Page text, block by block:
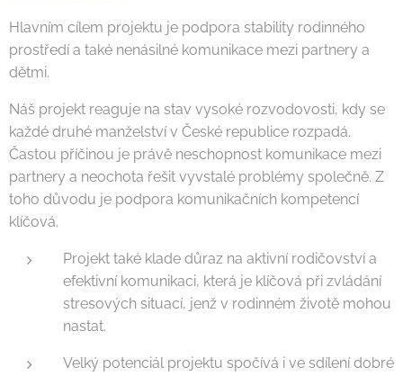
Hlavním cílem projektu je podpora stability rodinného
prostředí a také nenásilné komunikace mezi partnery a
dětmi.
Náš projekt reaguje na stav vysoké rozvodovosti, kdy se
každé druhé manželství v České republice rozpadá.
Častou příčinou je právě neschopnost komunikace mezi
partnery a neochota řešit vyvstalé problémy společně. Z
toho důvodu je podpora komunikačních kompetencí
klíčová.
Projekt také klade důraz na aktivní rodičovství a
efektivní komunikaci, která je klíčová při zvládání
stresových situací, jenž v rodinném životě mohou
nastat.
Velký potenciál projektu spočívá i ve sdílení dobré